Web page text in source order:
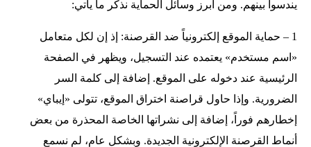
يندسوا بينهم. ومن أبرز وسائل الحماية نذكر ما يأتي:
1 – حماية الموقع إلكترونياً ضد القرصنة: إذ إن لكل متعامل
«اسم مستخدم» يعتمده عند التسجيل، ويظهر في الصفحة
الرئيسية عند دخوله على الموقع. إضافة إلى كلمة السر
الضرورية. وإذا حاول قراصنة اختراق الموقع، تتولى «إيباي»
إخطارهم فوراً، إضافة إلى نشراتها الخاصة المحذرة من بعض
أنماط القرصنة الإلكترونية الجديدة. وبشكل عام، لم نسمع